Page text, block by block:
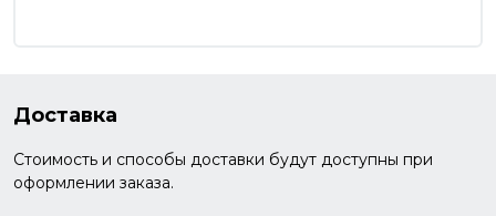
Доставка
Стоимость и способы доставки будут доступны при
оформлении заказа.